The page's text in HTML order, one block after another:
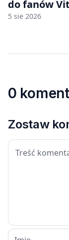
do fanów
wiele
5 sie 2026
0
Zostaw